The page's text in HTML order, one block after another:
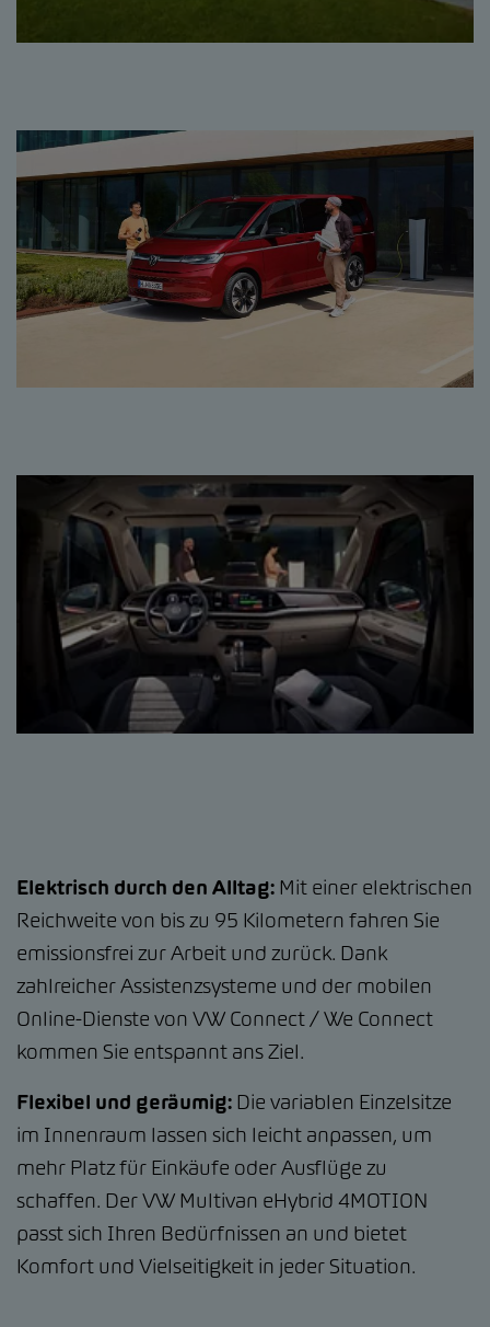
Elektrisch durch den Alltag: Mit einer elektrischen
Reichweite von bis zu 95 Kilometern fahren Sie
emissionsfrei zur Arbeit und zurück. Dank
zahlreicher Assistenzsysteme und der mobilen
Online-Dienste von VW Connect / We Connect
kommen Sie entspannt ans Ziel.
Flexibel und geräumig: Die variablen Einzelsitze
im Innenraum lassen sich leicht anpassen, um
mehr Platz für Einkäufe oder Ausflüge zu
schaffen. Der VW Multivan eHybrid 4MOTION
passt sich Ihren Bedürfnissen an und bietet
Komfort und Vielseitigkeit in jeder Situation.